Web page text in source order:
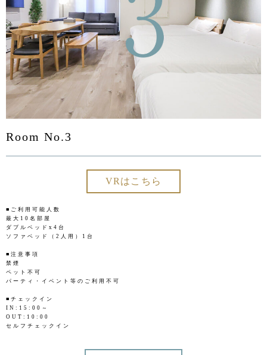
Room No.3
VRはこちら
■ご利用可能人数
最大10名部屋
ダブルベッドx4台
ソファベッド（2人用）1台
■注意事項
禁煙
ペット不可
パーティ・イベント等のご利用不可
■チェックイン
IN:15:00～
OUT:10:00
セルフチェックイン